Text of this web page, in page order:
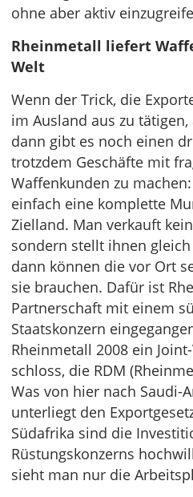
ohne aber aktiv
Rheinmetall liefert
Welt
Wenn der Trick, die
im Ausland aus zu
dann gibt es noch einen
trotzdem Geschäfte mit
Waffenkunden zu
einfach eine komplette
Zielland. Man verkauft
sondern stellt ihnen
dann können die vor Ort
sie brauchen. Dafür ist
Partnerschaft mit einem
Staatskonzern
Rheinmetall 2008 ein
schloss, die RDM
Was von hier nach Saudi-
unterliegt den
Südafrika sind die
Rüstungskonzerns
sieht man nur die